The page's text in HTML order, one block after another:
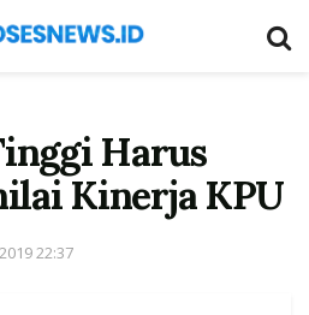
Harus
Kinerja KPU
22:37